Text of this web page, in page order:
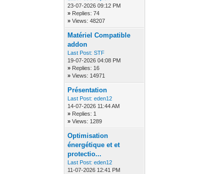
23-07-2026 09:12 PM
» Replies: 74
»Views: 48207
Matériel Compatible
addon
Last Post: STF
19-07-2026 04:08 PM
» Replies: 16
»Views: 14971
Présentation
Last Post: eden12
14-07-2026 11:44 AM
» Replies: 1
»Views: 1289
Optimisation
énergétique et et
protectio...
Last Post: eden12
11-07-2026 12:41 PM